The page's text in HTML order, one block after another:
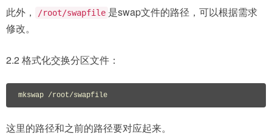
此外， /root/swapfile 是swap文件的路径，可以根据需求
修改。
2.2 格式化交换分区文件：
mkswap /root/swapfile
这里的路径和之前的路径要对应起来。